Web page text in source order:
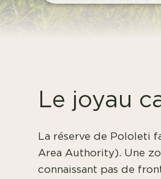
Le joyau
La réserve de Pololeti
Area Authority). Une
connaissant pas de